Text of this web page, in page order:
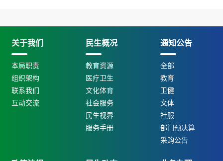
关于我们
本局职责
组织架构
联系我们
互动交流
民生概况
教育资源
医疗卫生
文化体育
社会服务
民生视界
服务手册
通知公告
全部
教育
卫健
文体
社服
部门预决算
采购公告